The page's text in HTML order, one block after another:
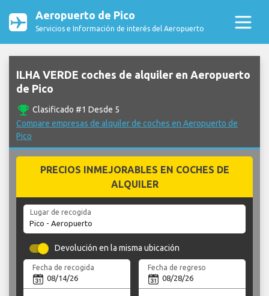
Aeropuerto de Pico
Servicios e Información de interés del Aeropuerto
ILHA VERDE coches de alquiler en Aeropuerto
de Pico
emoji_events Clasificado #1 Desde 5
Compare empresas de alquiler de coches en Aeropuerto de
Pico
PRECIOS INMEJORABLES EN COCHES DE
ALQUILER
Lugar de recogida
Devolución en la misma ubicación
Fecha de recogida Fecha de regreso